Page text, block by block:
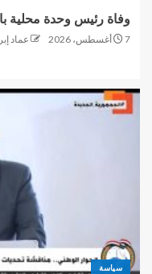
وفاة رئيس وحدة محلية
7 أغسطس، 2026 عماد
سياسة